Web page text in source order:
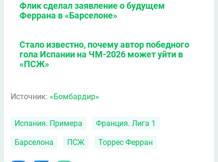
Флик сделал заявление о будущем
Феррана в «Барселоне»
Стало известно, почему автор победного
гола Испании на ЧМ-2026 может уйти в
«ПСЖ»
Источник: «Бомбардир»
Испания. Примера Франция. Лига 1
Барселона ПСЖ Торрес Ферран